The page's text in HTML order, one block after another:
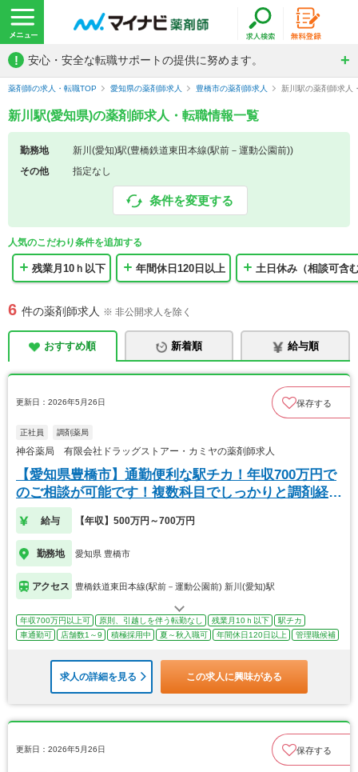
! 安心・安全な転職サポートの提供に努めます。
薬剤師の求人・転職TOP 愛知県の薬剤師求人 豊橋市の薬剤師求人 新川駅の薬剤師求人
新川駅(愛知県)の薬剤師求人・転職情報一覧
勤務地
新川(愛知)駅(豊橋鉄道東田本線(駅前－運動公園前))
その他
指定なし
条件を変更する
人気のこだわり条件を追加する
残業月10ｈ以下 年間休日120日以上 土日休み（相談可含
6 件の薬剤師求人 ※ 非公開求人を除く
おすすめ順 新着順 給与順
更新日：2026年5月26日 保存する
正社員 調剤薬局
神谷薬局 有限会社ドラッグストアー・カミヤの薬剤師求人
【愛知県豊橋市】通勤便利な駅チカ！年収700万円で
のご相談が可能です！複数科目でしっかりと調剤経験
を
給与 【年収】500万円～700万円
勤務地 愛知県 豊橋市
アクセス 豊橋鉄道東田本線(駅前－運動公園前) 新川(愛知)駅
年収700万円以上可 原則、引越しを伴う転勤なし 残業月10ｈ以下
駅チカ
車通勤可
店舗数1～9 積極採用中 夏～秋入職可 年間休日120日以上 管理職候補
求人の詳細を見る この求人に興味がある
更新日：2026年5月26日 保存する